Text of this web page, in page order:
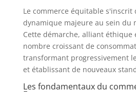
Le commerce équitable s'inscrit
dynamique majeure au sein du
Cette démarche, alliant
nombre croissant de
transformant progressivement
et établissant de nouveaux
Les fondamentaux du